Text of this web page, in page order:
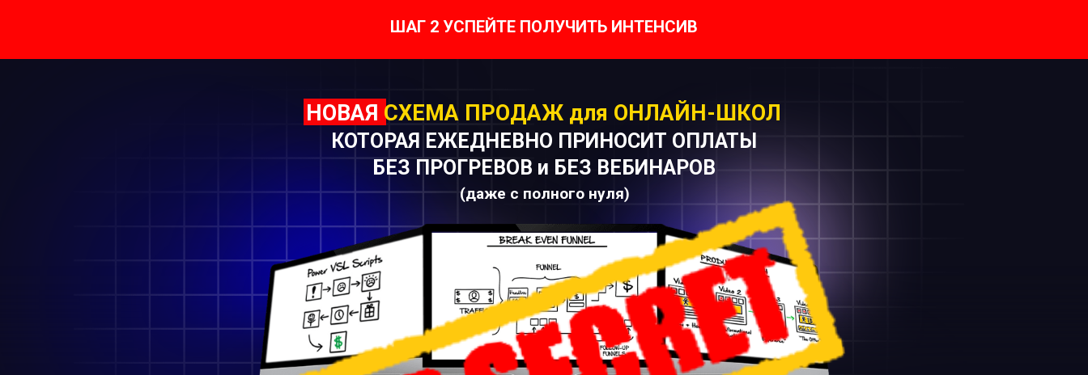
КОТОРАЯ ЕЖЕДНЕВНО ПРИНОСИТ ОПЛАТЫ
БЕЗ ПРОГРЕВОВ и БЕЗ ВЕБИНАРОВ
(даже с полного нуля)
НОВАЯ СХЕМА ПРОДАЖ для ОНЛАЙН-ШКОЛ
ШАГ 2 УСПЕЙТЕ ПОЛУЧИТЬ ИНТЕНСИВ